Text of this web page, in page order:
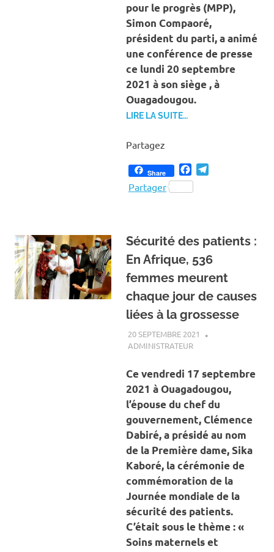
pour le progrès (MPP),
Simon Compaoré,
président du parti, a animé
une conférence de presse
ce lundi 20 septembre
2021 à son siège , à
Ouagadougou.
LIRE LA SUITE…
Partagez
Share Facebook
Partager
Sécurité des patients :
En Afrique, 536
femmes meurent
chaque jour de causes
liées à la grossesse
20 SEPTEMBRE 2021
ADMINISTRATEURA LA UNE
Ce vendredi 17 septembre
2021 à Ouagadougou,
l’épouse du chef du
gouvernement, Clémence
Dabiré, a présidé au nom
de la Première dame, Sika
Kaboré, la cérémonie de
commémoration de la
Journée mondiale de la
sécurité des patients.
C’était sous le thème : «
Soins maternels et